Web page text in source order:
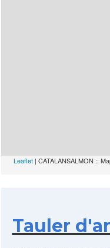
Leaflet | CATALANSALMON ::
Tauler